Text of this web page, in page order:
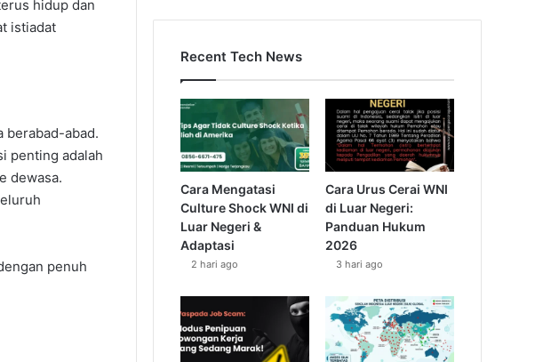
hidup dan
istiadat
berabad-abad.
penting adalah
dewasa.
penuh
Recent Tech News
Cara Mengatasi
Culture Shock WNI di
Luar Negeri &
Adaptasi
2 hari ago
Cara Urus Cerai WNI
di Luar Negeri:
Panduan Hukum
2026
3 hari ago